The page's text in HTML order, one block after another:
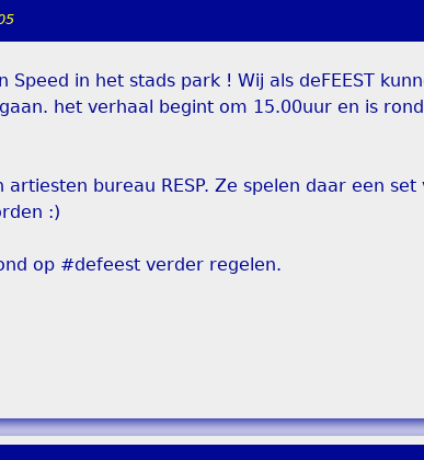
Speed in het stads park ! Wij als deFEEST
het verhaal begint om 15.00uur en is
bureau RESP. Ze spelen daar een set
:)
op #defeest verder regelen.